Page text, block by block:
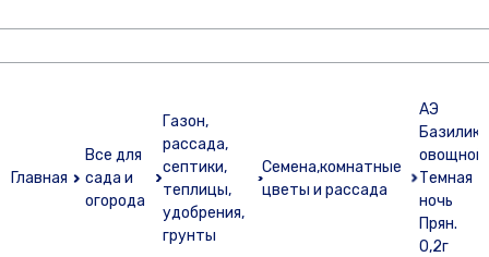
Главная
Все для
сада и
огорода
Газон,
рассада,
септики,
теплицы,
удобрения,
грунты
Семена,комнатные
цветы и рассада
АЭ
Базилик
овощной
Темная
ночь
Прян.
0,2г